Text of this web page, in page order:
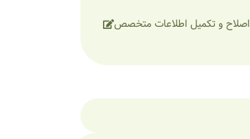
اصلاح و تکمیل اطلاعات متخصص